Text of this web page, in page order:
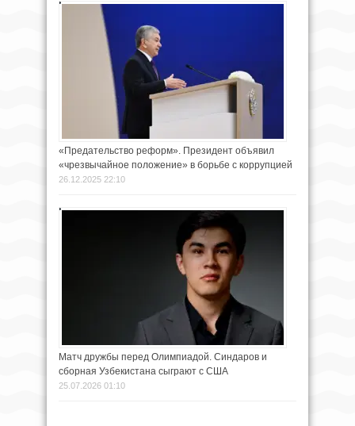
«Предательство реформ». Президент объявил
«чрезвычайное положение» в борьбе с коррупцией
26.12.2025 22:10
Матч дружбы перед Олимпиадой. Синдаров и
сборная Узбекистана сыграют с США
25.07.2026 01:10